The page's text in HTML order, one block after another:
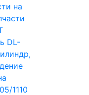
на
DL-
1110